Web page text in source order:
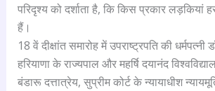
परिदृश्य को दर्शाता है, कि किस प्रकार लड़कियां
हैं।
18 वें दीक्षांत समारोह में उपराष्ट्रपति की
हरियाणा के राज्यपाल और महर्षि दयानंद
बंडारू दत्तात्रेय, सुप्रीम कोर्ट के न्यायाधीश